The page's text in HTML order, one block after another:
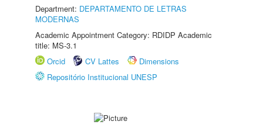
Department: DEPARTAMENTO DE LETRAS
MODERNAS
Academic Appointment Category: RDIDP Academic
title: MS-3.1
Orcid
CV Lattes
Dimensions
Repositório Institucional UNESP